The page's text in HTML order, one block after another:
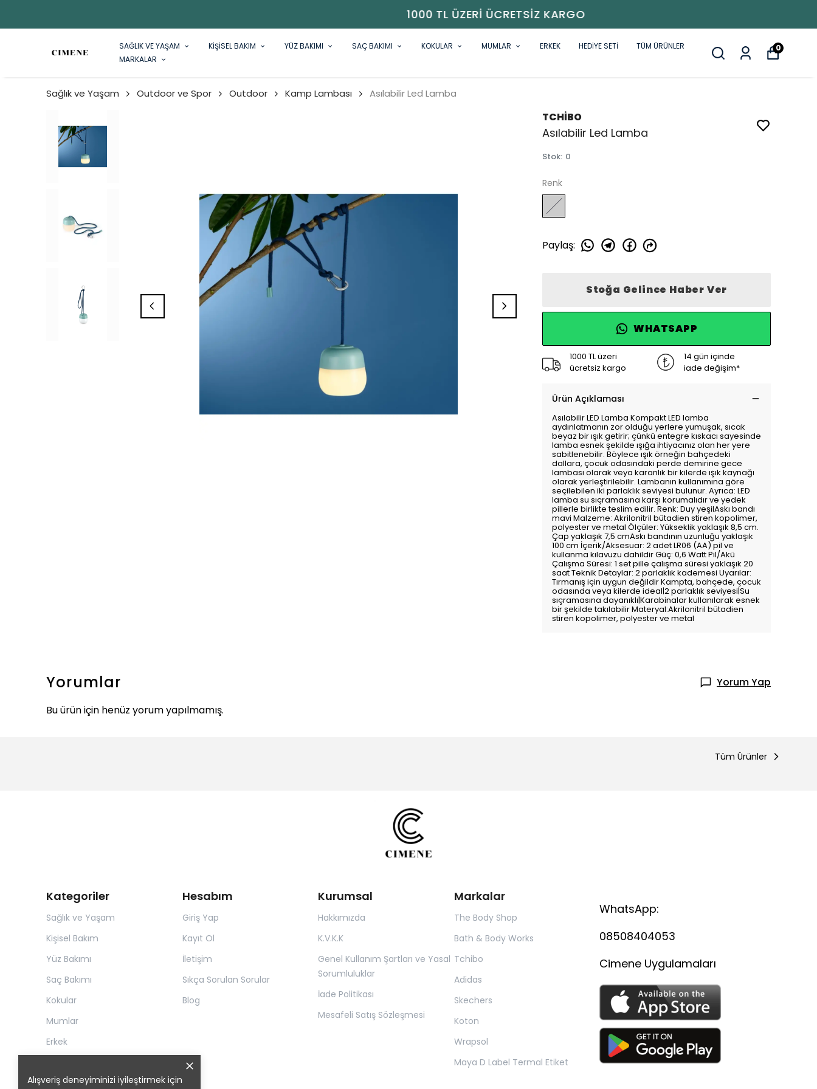
1000 TL ÜZERI ÜCRETSIZ KARGO
SAĞLIK VE YAŞAM KİŞİSEL BAKIM YÜZ BAKIMI SAÇ BAKIMI KOKULAR MUMLAR ERKEK HEDİYE SETİ
TÜM ÜRÜNLER
MARKALAR
0
Alışveriş deneyiminizi iyileştirmek için
Sağlık ve Yaşam Outdoor ve Spor Outdoor Kamp Lambası Asılabilir Led Lamba
TCHİBO
Asılabilir Led Lamba
Stok: 0
Renk
Paylaş:
Stoğa Gelince Haber Ver
WHATSAPP
1000 TL üzeri
ücretsiz kargo
14 gün içinde
iade değişim*
Ürün Açıklaması
Asılabilir LED Lamba Kompakt LED lamba
aydınlatmanın zor olduğu yerlere yumuşak, sıcak
beyaz bir ışık getirir; çünkü entegre kıskacı sayesinde
lamba esnek şekilde ışığa ihtiyacınız olan her yere
sabitlenebilir. Böylece ışık örneğin bahçedeki
dallara, çocuk odasındaki perde demirine gece
lambası olarak veya karanlık bir kilerde ışık kaynağı
olarak yerleştirilebilir. Lambanın kullanımına göre
seçilebilen iki parlaklık seviyesi bulunur. Ayrıca: LED
lamba su sıçramasına karşı korumalıdır ve yedek
pillerle birlikte teslim edilir. Renk: Duy yeşilAskı bandı
mavi Malzeme: Akrilonitril bütadien stiren kopolimer,
polyester ve metal Ölçüler: Yükseklik yaklaşık 8,5 cm.
Çap yaklaşık 7,5 cmAskı bandının uzunluğu yaklaşık
100 cm İçerik/Aksesuar: 2 adet LR06 (AA) pil ve
kullanma kılavuzu dahildir Güç: 0,6 Watt Pil/Akü
Çalışma Süresi: 1 set pille çalışma süresi yaklaşık 20
saat Teknik Detaylar: 2 parlaklık kademesi Uyarılar:
Tırmanış için uygun değildir Kampta, bahçede, çocuk
odasında veya kilerde ideal|2 parlaklık seviyesi|Su
sıçramasına dayanıklı|Karabinalar kullanılarak esnek
bir şekilde takılabilir Materyal:Akrilonitril bütadien
stiren kopolimer, polyester ve metal
Yorumlar
Yorum Yap
Bu ürün için henüz yorum yapılmamış.
Tüm Ürünler
Kategoriler
Sağlık ve Yaşam
Kişisel Bakım
Yüz Bakımı
Saç Bakımı
Kokular
Mumlar
Erkek
Hesabım
Giriş Yap
Kayıt Ol
İletişim
Sıkça Sorulan Sorular
Blog
Kurumsal
Hakkımızda
K.V.K.K
Genel Kullanım Şartları ve Yasal
Sorumluluklar
İade Politikası
Mesafeli Satış Sözleşmesi
Markalar
The Body Shop
Bath & Body Works
Tchibo
Adidas
Skechers
Koton
Wrapsol
Maya D Label Termal Etiket
WhatsApp:
08508404053
Cimene Uygulamaları